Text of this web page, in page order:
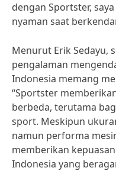
dengan Sportster,
nyaman saat
Menurut Erik Sedayu,
pengalaman
Indonesia memang
“Sportster
berbeda, terutama
sport. Meskipun
namun performa
memberikan
Indonesia yang